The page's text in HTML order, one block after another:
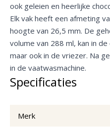
ook geleien en heerlijke
Elk vak heeft een afmeting
hoogte van 26,5 mm. De
volume van 288 ml, kan in
maar ook in de vriezer. Na
in de vaatwasmachine.
Specificaties
Merk